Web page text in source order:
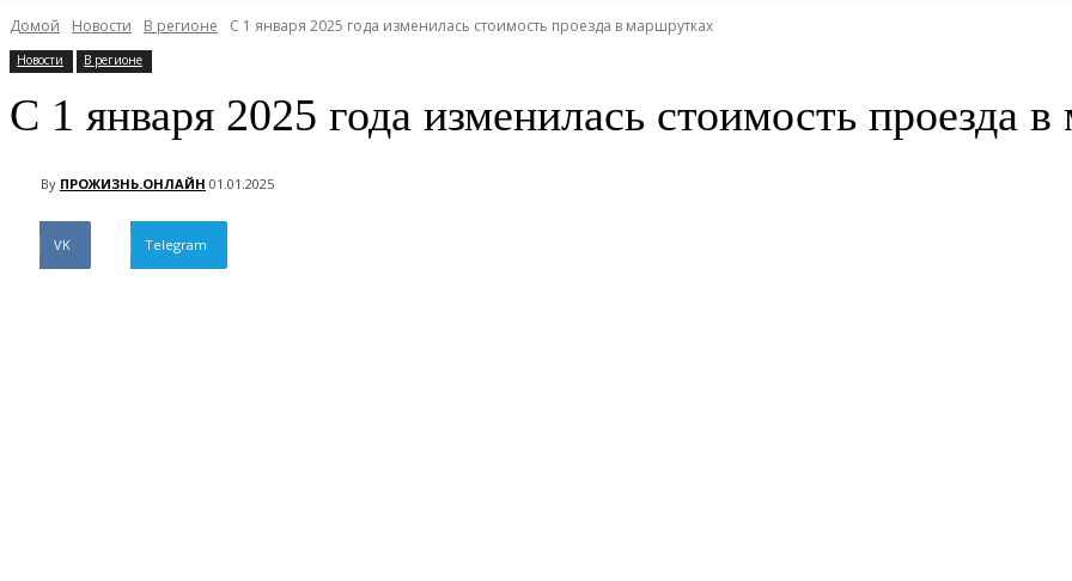
Домой Новости В регионе С 1 января 2025 года изменилась стоимость проезда в маршрутках
Новости В регионе
С 1 января 2025 года изменилась стоимость проезда
By ПРОЖИЗНЬ.ОНЛАЙН 01.01.2025
VK Telegram